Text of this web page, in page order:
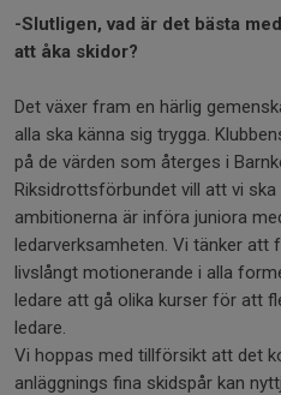
-Slutligen, vad är det bästa
att åka skidor?
Det växer fram en härlig
alla ska känna sig trygga.
på de värden som återges i
Riksidrottsförbundet vill att vi ska
ambitionerna är införa juniora
ledarverksamheten. Vi tänker att
livslångt motionerande i alla
ledare att gå olika kurser för att
ledare.
Vi hoppas med tillförsikt att det
anläggnings fina skidspår kan